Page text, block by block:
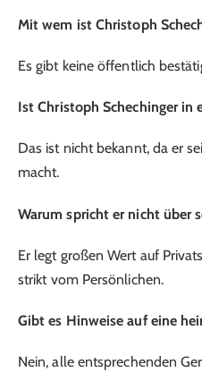
Mit wem ist Christoph
Es gibt keine öffentlich
Ist Christoph Schechinger in
Das ist nicht bekannt, da er
macht.
Warum spricht er nicht über
Er legt großen Wert auf
strikt vom Persönlichen.
Gibt es Hinweise auf eine
Nein, alle entsprechenden